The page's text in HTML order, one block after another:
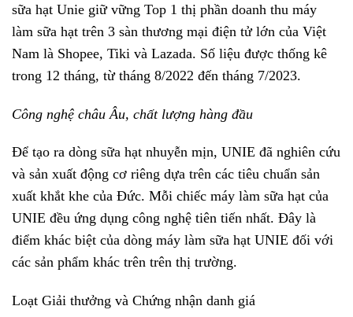
sữa hạt Unie giữ vững Top 1 thị phần doanh thu máy
làm sữa hạt trên 3 sàn thương mại điện tử lớn của Việt
Nam là Shopee, Tiki và Lazada. Số liệu được thống kê
trong 12 tháng, từ tháng 8/2022 đến tháng 7/2023.
Công nghệ châu Âu, chất lượng hàng đầu
Để tạo ra dòng sữa hạt nhuyễn mịn, UNIE đã nghiên cứu
và sản xuất động cơ riêng dựa trên các tiêu chuẩn sản
xuất khắt khe của Đức. Mỗi chiếc máy làm sữa hạt của
UNIE đều ứng dụng công nghệ tiên tiến nhất. Đây là
điểm khác biệt của dòng máy làm sữa hạt UNIE đối với
các sản phẩm khác trên trên thị trường.
Loạt Giải thưởng và Chứng nhận danh giá